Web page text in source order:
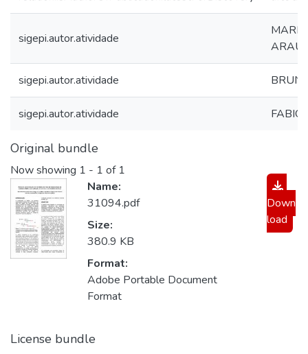
sigepi.autor.atividade
sigepi.autor.atividade
sigepi.autor.atividade FABIO
Original bundle
Now showing 1 - 1 of 1
Name:
31094.pdf
Size:
380.9 KB
Format:
Adobe Portable Document
Format
Down
load
License bundle